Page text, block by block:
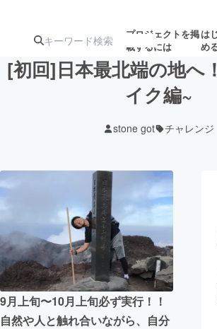
プロジェクトを掲
載するには
は
め
ジェクト
ロジェクト
アート・写真
テクノロジー・ガジェット
映像・映画
ビジネス・起業
[初回]日本最北端の地へ
イク編~
stone got チャレンジ
9月上旬〜10月上旬必ず実行！！
自然や人と触れ合いながら、自分